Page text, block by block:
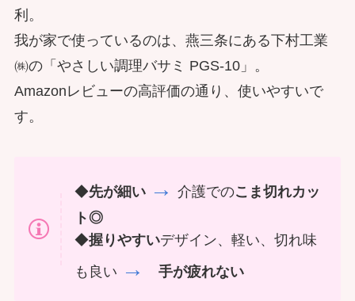
利。
我が家で使っているのは、燕三条にある下村工業
㈱の「やさしい調理バサミ PGS-10」。
Amazonレビューの高評価の通り、使いやすいで
す。
◆先が細い → 介護でのこま切れカッ
ト◎
◆握りやすいデザイン、軽い、切れ味
も良い → 手が疲れない